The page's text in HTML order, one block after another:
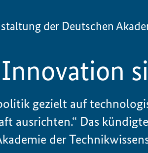
der Deutschen
gezielt auf
ausrichten.“ Das
der